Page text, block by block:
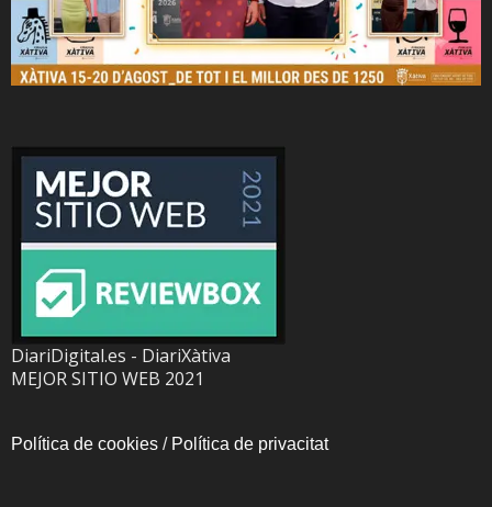
DiariDigital.es - DiariXàtiva
MEJOR SITIO WEB 2021
Política de cookies / Política de privacitat